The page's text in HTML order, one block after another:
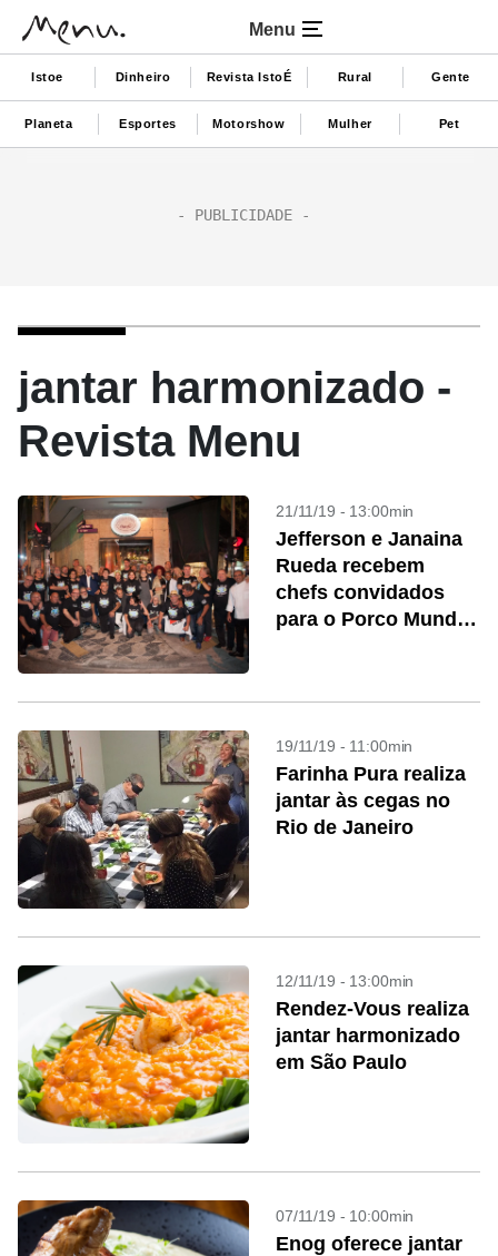
Menu
Istoe Dinheiro Revista IstoÉ Rural Gente
Planeta Esportes Motorshow Mulher Pet
jantar harmonizado -
Revista Menu
21/11/19 - 13:00min
Jefferson e Janaina
Rueda recebem
chefs convidados
para o Porco Mundi
19/11/19 - 11:00min
Farinha Pura realiza
jantar às cegas no
Rio de Janeiro
12/11/19 - 13:00min
Rendez-Vous realiza
jantar harmonizado
em São Paulo
07/11/19 - 10:00min
Enog oferece jantar